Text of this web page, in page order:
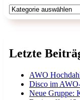
Kategorien
Letzte
AWO
Disco im
Neue Gruppe: